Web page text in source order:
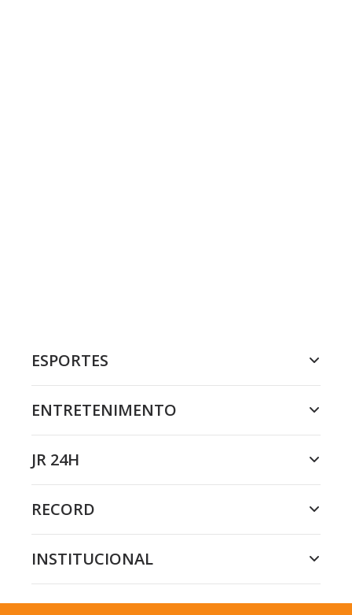
ESPORTES
ENTRETENIMENTO
JR 24H
RECORD
INSTITUCIONAL